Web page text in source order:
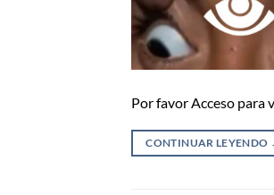
Por favor Acceso para
CONTINUAR LEYENDO